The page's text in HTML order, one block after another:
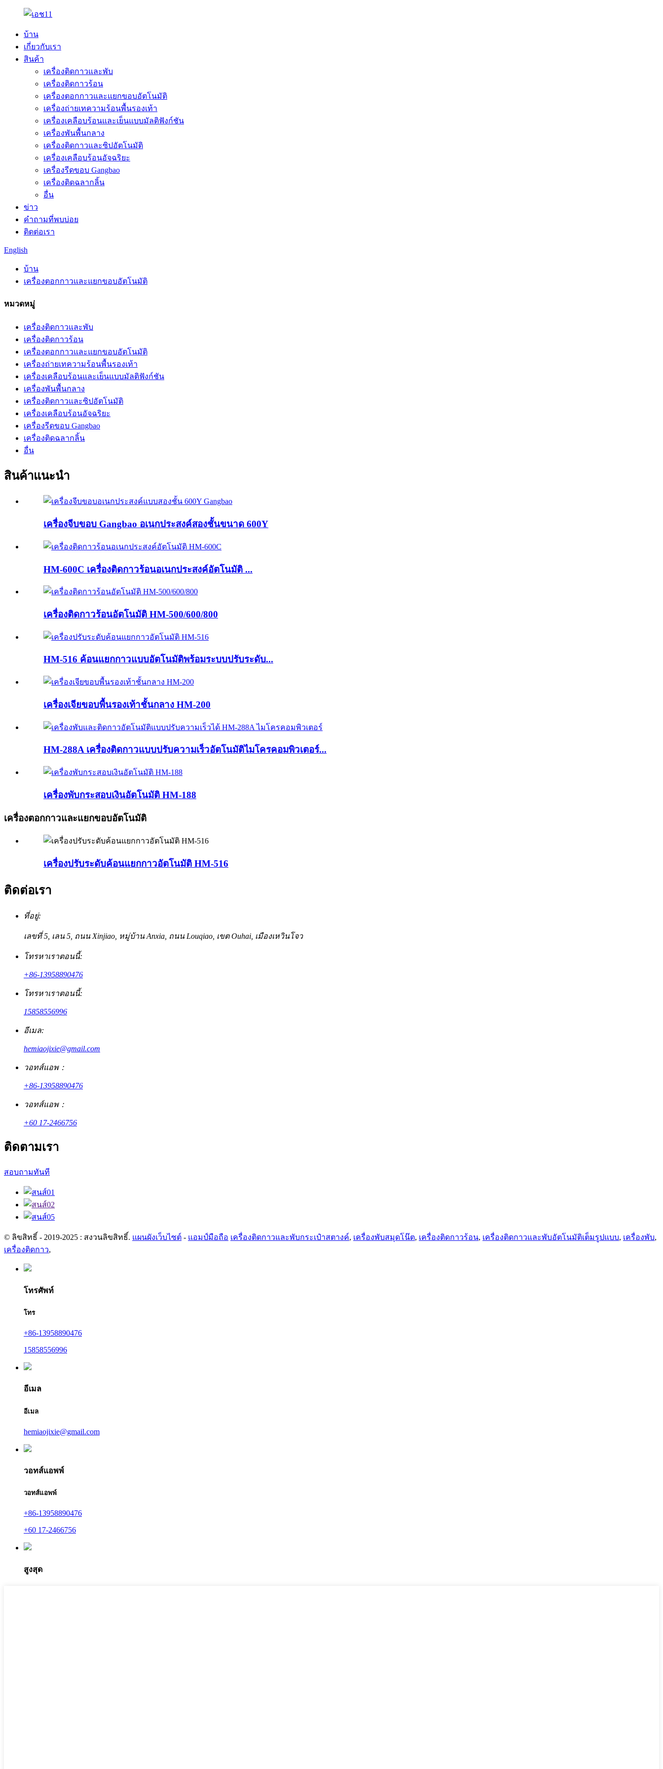
บ้าน
เกี่ยวกับเรา
สินค้า
เครื่องติดกาวและพับ
เครื่องติดกาวร้อน
เครื่องตอกกาวและแยกขอบอัตโนมัติ
เครื่องถ่ายเทความร้อนพื้นรองเท้า
เครื่องเคลือบร้อนและเย็นแบบมัลติฟังก์ชัน
เครื่องพันพื้นกลาง
เครื่องติดกาวและซิปอัตโนมัติ
เครื่องเคลือบร้อนอัจฉริยะ
เครื่องรีดขอบ Gangbao
เครื่องติดฉลากลิ้น
อื่น
ข่าว
คำถามที่พบบ่อย
ติดต่อเรา
English
บ้าน
เครื่องตอกกาวและแยกขอบอัตโนมัติ
หมวดหมู่
เครื่องติดกาวและพับ
เครื่องติดกาวร้อน
เครื่องตอกกาวและแยกขอบอัตโนมัติ
เครื่องถ่ายเทความร้อนพื้นรองเท้า
เครื่องเคลือบร้อนและเย็นแบบมัลติฟังก์ชัน
เครื่องพันพื้นกลาง
เครื่องติดกาวและซิปอัตโนมัติ
เครื่องเคลือบร้อนอัจฉริยะ
เครื่องรีดขอบ Gangbao
เครื่องติดฉลากลิ้น
อื่น
สินค้าแนะนำ
เครื่องจีบขอบ Gangbao อเนกประสงค์สองชั้นขนาด 600Y
HM-600C เครื่องติดกาวร้อนอเนกประสงค์อัตโนมัติ ...
เครื่องติดกาวร้อนอัตโนมัติ HM-500/600/800
HM-516 ค้อนแยกกาวแบบอัตโนมัติพร้อมระบบปรับระดับ...
เครื่องเจียขอบพื้นรองเท้าชั้นกลาง HM-200
HM-288A เครื่องติดกาวแบบปรับความเร็วอัตโนมัติไมโครคอมพิวเตอร์...
เครื่องพับกระสอบเงินอัตโนมัติ HM-188
เครื่องตอกกาวและแยกขอบอัตโนมัติ
เครื่องปรับระดับค้อนแยกกาวอัตโนมัติ HM-516
ติดต่อเรา
ที่อยู่:
เลขที่ 5, เลน 5, ถนน Xinjiao, หมู่บ้าน Anxia, ​​ถนน Louqiao, เขต Ouhai, เมืองเหวินโจว
โทรหาเราตอนนี้:
+86-13958890476
โทรหาเราตอนนี้:
15858556996
อีเมล:
hemiaojixie@gmail.com
วอทส์แอพ：
+86-13958890476
วอทส์แอพ：
+60 17-2466756
ติดตามเรา
สอบถามทันที
© ลิขสิทธิ์ - 2019-2025 : สงวนลิขสิทธิ์. แผนผังเว็บไซต์ - แอมป์มือถือ เครื่องติดกาวและพับกระเป๋าสตางค์, เครื่องพับสมุดโน๊ต, เครื่องติดกาวร้อน, เครื่องติดกาวและพับอัตโนมัติเต็มรูปแบบ, เครื่องพับ,
เครื่องติดกาว,
โทรศัพท์
โทร
+86-13958890476
15858556996
อีเมล
อีเมล
hemiaojixie@gmail.com
วอทส์แอพพ์
วอทส์แอพพ์
+86-13958890476
+60 17-2466756
สูงสุด